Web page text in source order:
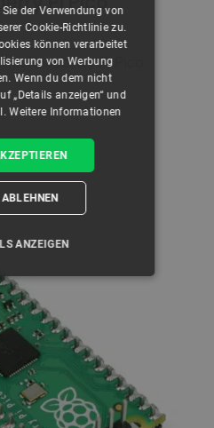
Raspberry Pi Pico
der Verwendung von
Cookie-Richtlinie zu.
können verarbeitet
von Werbung
Wenn du dem nicht
„Details anzeigen“ und
Weitere Informationen
ANZEIGEN
ERFORDERLICH